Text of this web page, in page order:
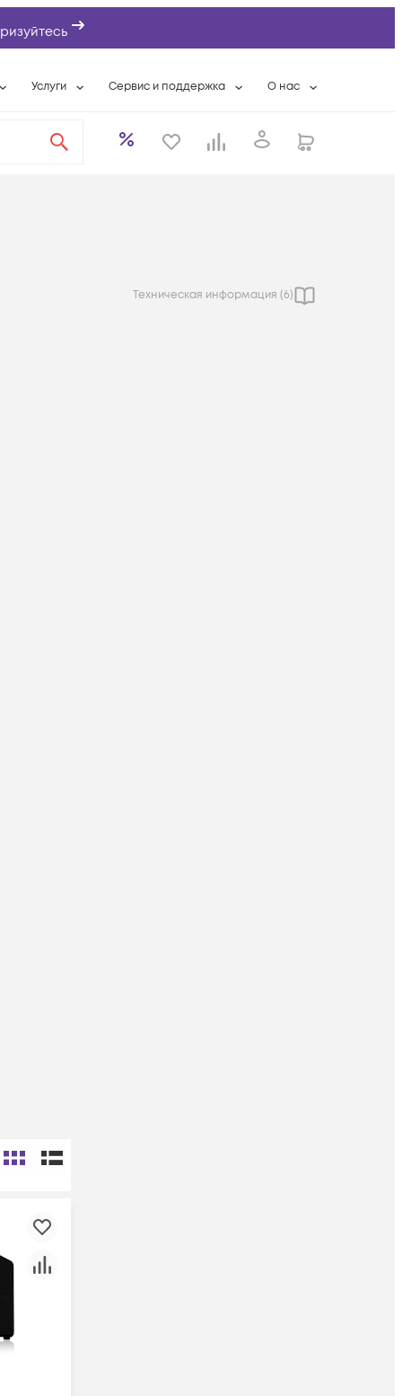
Услуги
Расширенная гарантия
Сервис и поддержка
Разовые выездные работы
О нас
Контактная
Техническая информация (6)